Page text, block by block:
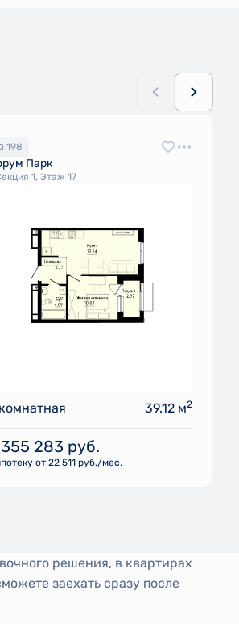
198
Парк
1, Этаж 17
39.12 м2
283 руб.
от 22 511 руб./мес.
решения, в квартирах
заехать сразу после